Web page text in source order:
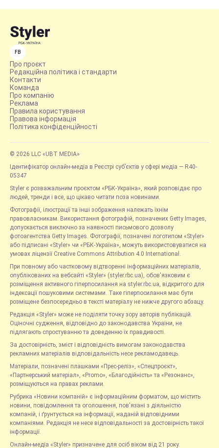
FB
Про проєкт
Редакційна політика і стандарти
Контакти
Команда
Про компанію
Реклама
Правила користування
Правова інформація
Політика конфіденційності
© 2026 LLC «UBT MEDIA»
Ідентифікатор онлайн-медіа в Реєстрі суб’єктів у сфері медіа — R40-
05347
Styler є розважальним проєктом «РБК-Україна», який розповідає про
людей, тренди і все, що цікаво читати поза новинами.
Фотографії, ілюстрації та інші зображення належать їхнім
правовласникам. Використання фотографій, позначених Getty Images,
допускається виключно за наявності письмового дозволу
фотоагентства Getty Images. Фотографії, позначені логотипом «Styler»
або підписані «Styler» чи «РБК-Україна», можуть використовуватися на
умовах ліцензії Creative Commons Attribution 4.0 International.
При повному або частковому відтворенні інформаційних матеріалів,
опублікованих на вебсайті «Styler» (styler.rbc.ua), обов'язковим є
розміщення активного гіперпосилання на styler.rbc.ua, відкритого для
індексації пошуковими системами. Таке гіперпосилання має бути
розміщене безпосередньо в тексті матеріалу не нижче другого абзацу.
Редакція «Styler» може не поділяти точку зору авторів публікацій.
Оціночні судження, відповідно до законодавства України, не
підлягають спростуванню та доведенню їх правдивості.
За достовірність, зміст і відповідність вимогам законодавства
рекламних матеріалів відповідальність несе рекламодавець.
Матеріали, позначені плашками «Прес-реліз», «Спецпроєкт»,
«Партнерський матеріал», «Promo», «Благодійність» та «Резонанс»,
розміщуються на правах реклами.
Рубрика «Новини компаній» є інформаційним форматом, що містить
новини, повідомлення та оголошення, пов'язані з діяльністю
компаній, і ґрунтується на інформації, наданій відповідними
компаніями. Редакція не несе відповідальності за достовірність такої
інформації.
Онлайн-медіа «Styler» призначене для осіб віком від 21 року.